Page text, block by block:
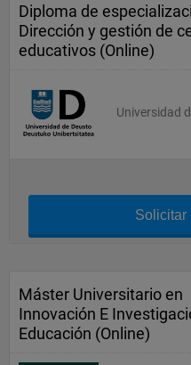
Diploma de
Dirección y gestión de
educativos (Online)
Universidad
Solicitar
Máster Universitario en
Innovación E
Educación (Online)